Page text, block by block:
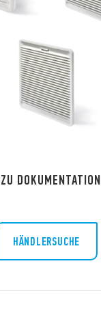
DOKUMENTATION
HÄNDLERSUCHE